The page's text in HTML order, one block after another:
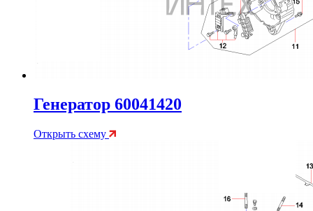
Генератор 60041420
Открыть схему